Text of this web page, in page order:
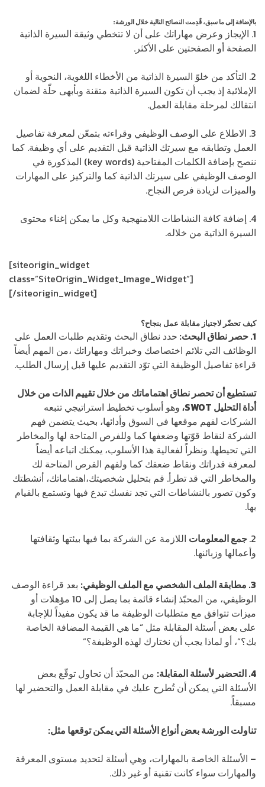
بالإضافة إلى ما سبق، قٌدِمت النصائح التالية خلال الورشة:
1. الإيجاز وعرض مهاراتك على أن لا تتخطي وثيقة السيرة الذاتية
الصفحة أو الصفحتين على الأكثر.
2. التأكد من خلوّ السيرة الذاتية من الأخطاء اللغوية، النحوية أو
الإملائية إذ يجب أن تكون السيرة الذاتية متقنة وبأبهى حلّة لضمان
انتقالك لمرحلة مقابلة العمل.
3. الاطلاع على الوصف الوظيفي وقراءته بتمعّن لمعرفة تفاصيل
العمل وتطابقه مع سيرتك الذاتية قبل التقديم على أي وظيفة. كما
ننصح بإضافة الكلمات المفتاحية (key words) المذكورة في
الوصف الوظيفي على سيرتك الذاتية كما والتركيز على المهارات
والميزات لزيادة فرص النجاح.
4. إضافة كافة النشاطات اللامنهجية وكل ما يمكن إغناء محتوى
السيرة الذاتية من خلاله.
[siteorigin_widget
class=”SiteOrigin_Widget_Image_Widget”]
[/siteorigin_widget]
كيف تحضّر لاجتياز مقابلة عمل بنجاح؟
1. حصر نطاق البحث:
حدد نطاق البحث وتقديم طلبات العمل على
الوظائف التي تلائم اختصاصك وخبراتك ومهاراتك ،من المهم أيضاً
قراءة تفاصيل الوظيفة التي توّد التقديم عليها قبل إرسال الطلب.
تستطيع أن تحصر نطاق اهتماماتك من خلال تقييم الذات من خلال
أداة التحليل SWOT،
وهو أسلوب تخطيط استراتيجي تتبعه
الشركات لفهم موقعها في السوق وأدائها، بحيث يتضمن فهم
الشركة لنقاط قوّتها وضعفها كما وللفرص المتاحة لها والمخاطر
التي تحيطها. ونظراً لفعالية هذا الأسلوب، يمكنك اتباعه أيضاً
لمعرفة قدراتك ونقاط ضعفك كما ولفهم الفرص المتاحة لك
والمخاطر التي قد تطرأ. قم بتحليل شخصيتك،اهتماماتك، أنشطتك
وكون تصور بالنشاطات التي تجد نفسك تبدع فيها وتستمع بالقيام
بها.
2. جمع المعلومات اللازمة عن الشركة بما فيها بيئتها وثقافتها
وأعمالها وزبائنها.
3. مطابقة الملف الشخصي مع الملف الوظيفي:
بعد قراءة الوصف
الوظيفي، من المحبّذ إنشاء قائمة بما يصل إلى 10 مؤهلات أو
ميزات تتوافق مع متطلبات الوظيفة ما قد يكون مفيداً للإجابة
على بعض أسئلة المقابلة مثل “ما هي القيمة المضافة الخاصة
بك؟”، أو لماذا يجب أن نختارك لهذه الوظيفة؟”
4. التحضير لأسئلة المقابلة:
من المحبّذ أن تحاول توقّع بعض
الأسئلة التي يمكن أن تُطرح عليك في مقابلة العمل والتحضير لها
مسبقاً.
تناولت الورشة بعض أنواع الأسئلة التي يمكن توقعها مثل:
– الأسئلة الخاصة بالمهارات، وهي أسئلة لتحديد مستوى المعرفة
والمهارات سواء كانت تقنية أو غير ذلك.